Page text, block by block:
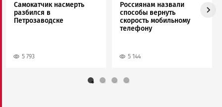
Самокатчик насмерть
разбился в
Петрозаводске
5 793
Россиянам назвали
способы вернуть
скорость мобильному
телефону
5 144